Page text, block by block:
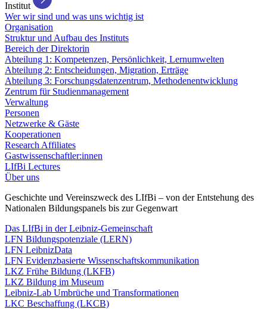
Institut
Wer wir sind und was uns wichtig ist
Organisation
Struktur und Aufbau des Instituts
Bereich der Direktorin
Abteilung 1: Kompetenzen, Persönlichkeit, Lernumwelten
Abteilung 2: Entscheidungen, Migration, Erträge
Abteilung 3: Forschungsdatenzentrum, Methodenentwicklung
Zentrum für Studienmanagement
Verwaltung
Personen
Netzwerke & Gäste
Kooperationen
Research Affiliates
Gastwissenschaftler:innen
LIfBi Lectures
Über uns
Geschichte und Vereinszweck des LIfBi – von der Entstehung des
Nationalen Bildungspanels bis zur Gegenwart
Das LIfBi in der Leibniz-Gemeinschaft
LFN Bildungspotenziale (LERN)
LFN LeibnizData
LFN Evidenzbasierte Wissenschaftskommunikation
LKZ Frühe Bildung (LKFB)
LKZ Bildung im Museum
Leibniz-Lab Umbrüche und Transformationen
LKC Beschaffung (LKCB)